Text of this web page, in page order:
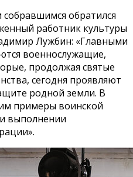
обратился
работник культуры
Лужбин: «Главными
военнослужащие,
продолжая святые
сегодня проявляют
родной земли. В
примеры воинской
выполнении